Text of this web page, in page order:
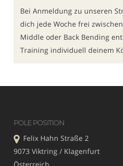
Bei Anmeldung zu unseren
dich jede Woche frei
Middle oder Back Bending
Training individuell deinem
POLE POSITION
Felix Hahn Straße 2
9073 Viktring / Klagenfurt